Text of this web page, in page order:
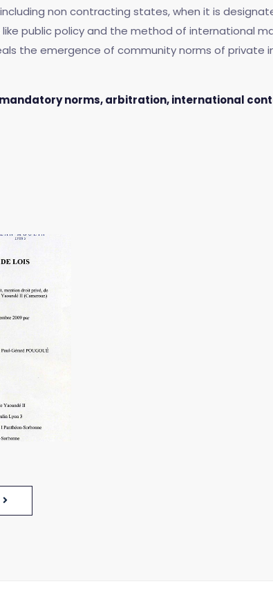
non contracting states, when it is
public policy and the method of international
the emergence of community norms of private
norms, arbitration, international